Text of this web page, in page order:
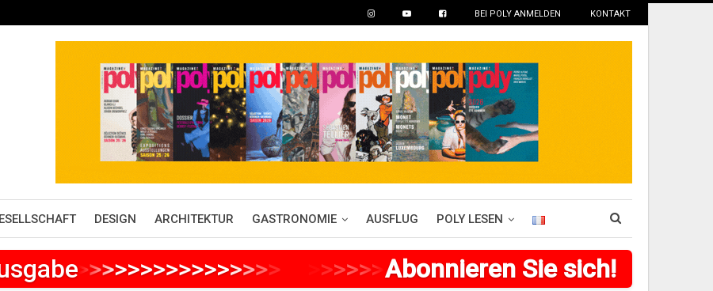
BEI POLY ANMELDEN KONTAKT
DESIGN ARCHITEKTUR GASTRONOMIE AUSFLUG POLY LESEN
>>>>>>>>>>>>>>>> >>>>>>> >>>>>
Abonnieren Sie sich!